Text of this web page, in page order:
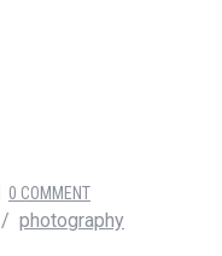
0 COMMENT
/ photography